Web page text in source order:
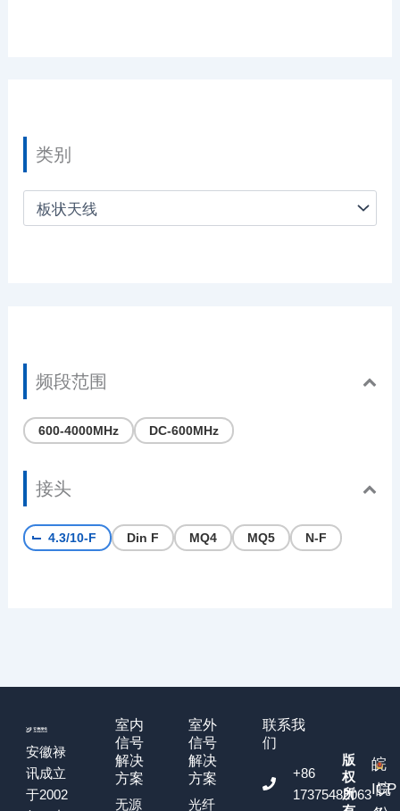
类别
频段范围
600-4000MHz DC-600MHz
接头
4.3/10-F Din F MQ4 MQ5 N-F
安徽禄
讯成立
于2002
室内
信号
解决
方案
无源
室外
信号
解决
方案
光纤
联系我
们
+86
17375482063
版
权
所
皖
ICP
皖